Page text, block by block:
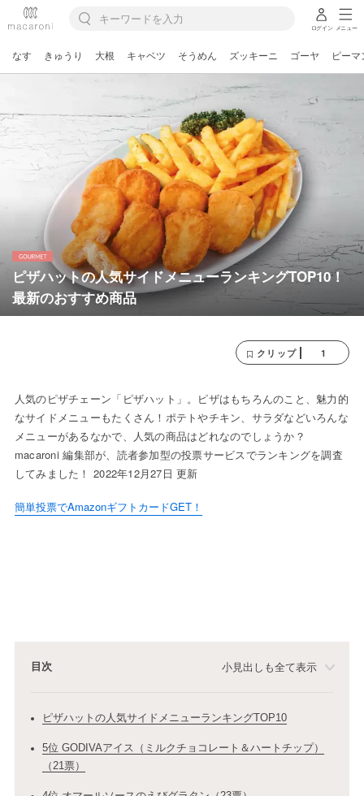
ログイン メニュー
なす きゅうり 大根 キャベツ そうめん ズッキーニ ゴーヤ ピーマ
ピザハットの人気サイドメニューランキングTOP10！
最新のおすすめ商品
クリップ 1
人気のピザチェーン「ピザハット」。ピザはもちろんのこと、魅力的
なサイドメニューもたくさん！ポテトやチキン、サラダなどいろんな
メニューがあるなかで、人気の商品はどれなのでしょうか？
macaroni 編集部が、読者参加型の投票サービスでランキングを調査
してみました！ 2022年12月27日 更新
簡単投票でAmazonギフトカードGET！
目次 小見出しも全て表示
ピザハットの人気サイドメニューランキングTOP10
5位 GODIVAアイス（ミルクチョコレート＆ハートチップ）
（21票）